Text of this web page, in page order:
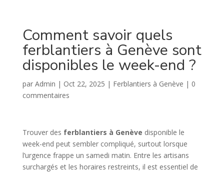
Comment savoir quels
ferblantiers à Genève sont
disponibles le week-end ?
par Admin | Oct 22, 2025 | Ferblantiers à Genève | 0
commentaires
Trouver des ferblantiers à Genève disponible le
week-end peut sembler compliqué, surtout lorsque
l’urgence frappe un samedi matin. Entre les artisans
surchargés et les horaires restreints, il est essentiel de